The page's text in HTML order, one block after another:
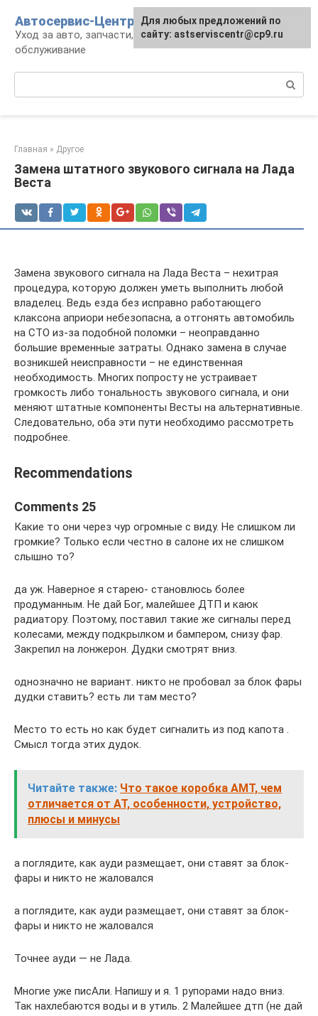
контенту
Автосервис-Центр
Уход за авто, запчасти, ремонт и
обслуживание
Главная » Другое
Замена штатного звукового сигнала на Лада
Веста
Замена звукового сигнала на Лада Веста – нехитрая
процедура, которую должен уметь выполнить любой
владелец. Ведь езда без исправно работающего
клаксона априори небезопасна, а отгонять автомобиль
на СТО из-за подобной поломки – неоправданно
большие временные затраты. Однако замена в случае
возникшей неисправности – не единственная
необходимость. Многих попросту не устраивает
громкость либо тональность звукового сигнала, и они
меняют штатные компоненты Весты на альтернативные.
Следовательно, оба эти пути необходимо рассмотреть
подробнее.
Recommendations
Comments 25
Какие то они через чур огромные с виду. Не слишком ли
громкие? Только если честно в салоне их не слишком
слышно то?
да уж. Наверное я старею- становлюсь более
продуманным. Не дай Бог, малейшее ДТП и каюк
радиатору. Поэтому, поставил такие же сигналы перед
колесами, между подкрылком и бампером, снизу фар.
Закрепил на лонжерон. Дудки смотрят вниз.
однозначно не вариант. никто не пробовал за блок фары
дудки ставить? есть ли там место?
Место то есть но как будет сигналить из под капота .
Смысл тогда этих дудок.
Читайте также: Что такое коробка АМТ, чем
отличается от АТ, особенности, устройство,
плюсы и минусы
а поглядите, как ауди размещает, они ставят за блок-
фары и никто не жаловался
а поглядите, как ауди размещает, они ставят за блок-
фары и никто не жаловался
Точнее ауди — не Лада.
Многие уже писАли. Напишу и я. 1 рупорами надо вниз.
Так нахлебаются воды и в утиль. 2 Малейшее дтп (не дай
Для любых предложений по
сайту: astserviscentr@cp9.ru